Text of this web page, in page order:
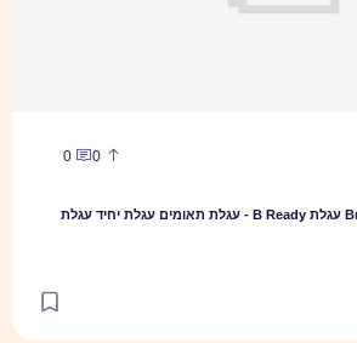
0
0
עגלת תינוק ברייטקס Britax עגלת B Ready - עגלת תאומים עגלת יחיד עגלת